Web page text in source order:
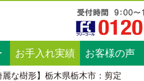
お手入れ実績 お客様の声
麗な樹形】栃木県栃木市：剪定